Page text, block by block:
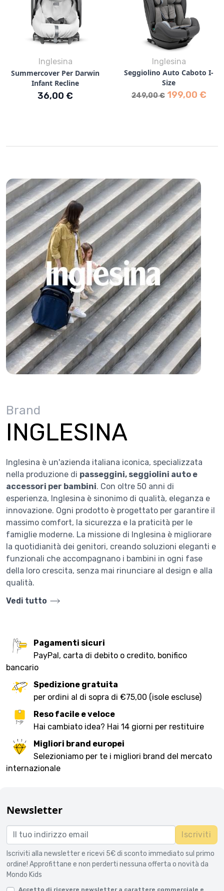
Inglesina
Summercover Per Darwin
Infant Recline
Prezzo
36,00 €
Inglesina
Seggiolino Auto Caboto I-
Size
Prezzo base
249,00 € Prezzo
199,00 €
Brand
INGLESINA
Inglesina è un'azienda italiana iconica, specializzata
nella produzione di passeggini, seggiolini auto e
accessori per bambini. Con oltre 50 anni di
esperienza, Inglesina è sinonimo di qualità, eleganza e
innovazione. Ogni prodotto è progettato per garantire il
massimo comfort, la sicurezza e la praticità per le
famiglie moderne. La missione di Inglesina è migliorare
la quotidianità dei genitori, creando soluzioni eleganti e
funzionali che accompagnano i bambini in ogni fase
della loro crescita, senza mai rinunciare al design e alla
qualità.
Vedi tutto
Pagamenti sicuri
PayPal, carta di debito o credito, bonifico
bancario
Spedizione gratuita
per ordini al di sopra di €75,00 (isole escluse)
Reso facile e veloce
Hai cambiato idea? Hai 14 giorni per restituire
Migliori brand europei
Selezioniamo per te i migliori brand del mercato
internazionale
Newsletter
Iscriviti
Iscriviti alla newsletter e ricevi 5€ di sconto immediato sul primo
ordine! Approfittane e non perderti nessuna offerta o novità da
Mondo Kids
Accetto di ricevere newsletter a carattere commerciale e